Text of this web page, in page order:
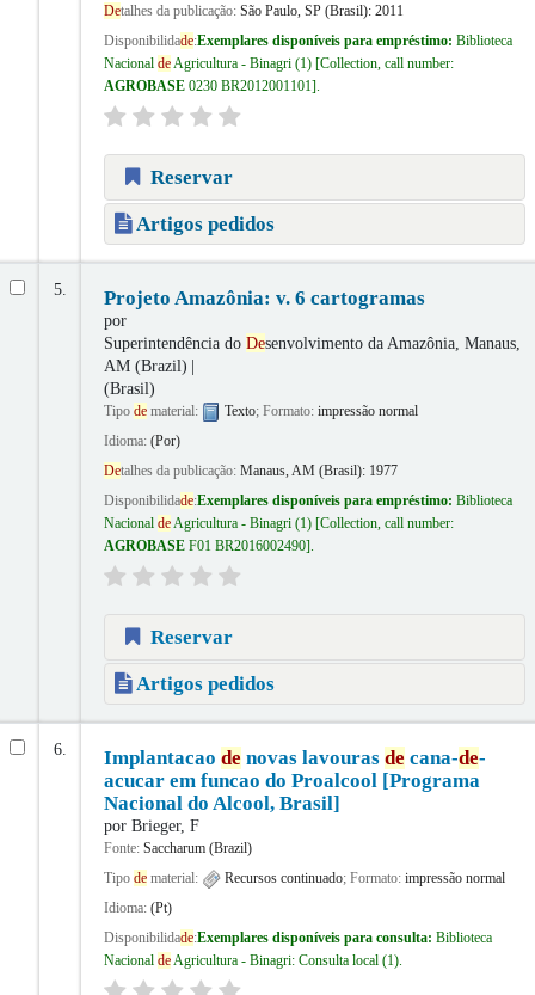
Detalhes da publicação: São Paulo, SP (Brasil): 2011
Disponibilidade:Exemplares disponíveis para empréstimo: Biblioteca
Nacional deAgricultura - Binagri(1) Collection, call number:
AGROBASE 0230 BR2012001101 .
Reservar
Artigos pedidos
5. Projeto Amazônia: v. 6 cartogramas
por
Superintendência do Desenvolvimento da Amazônia, Manaus,
AM (Brazil)
(Brasil)
Tipo dematerial: Texto; Formato: impressão normal
Idioma: (Por)
Detalhes da publicação: Manaus, AM (Brasil): 1977
Disponibilidade:Exemplares disponíveis para empréstimo: Biblioteca
Nacional deAgricultura - Binagri(1) Collection, call number:
AGROBASE F01 BR2016002490 .
Reservar
Artigos pedidos
6. Implantacao de novas lavouras de cana-de-
acucar em funcao do Proalcool [Programa
Nacional do Alcool, Brasil]
por Brieger, F
Fonte: Saccharum (Brazil)
Tipo dematerial: Recursos continuado; Formato: impressão normal
Idioma: (Pt)
Disponibilidade:Exemplares disponíveis para consulta: Biblioteca
Nacional deAgricultura - Binagri: Consulta local (1).